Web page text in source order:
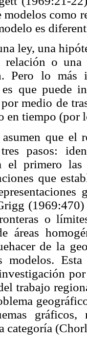
como
es
ley, una
o una
Pero lo más
que puede
medio de
en tiempo (por
que el
pasos:
el primero
que
o
áreas
de la
modelos.
trabajo
categoría